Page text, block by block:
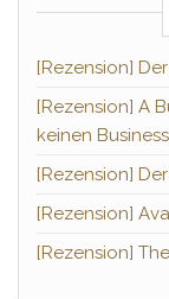
[Rezension]
[Rezension] A
keinen
[Rezension]
[Rezension]
[Rezension]